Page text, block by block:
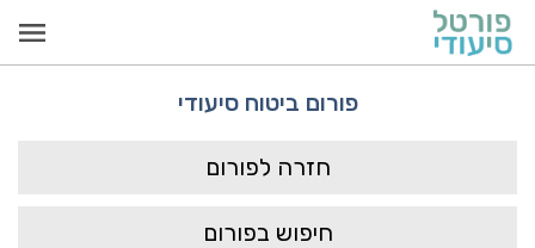
פורום ביטוח סיעודי
חזרה לפורום
חיפוש בפורום